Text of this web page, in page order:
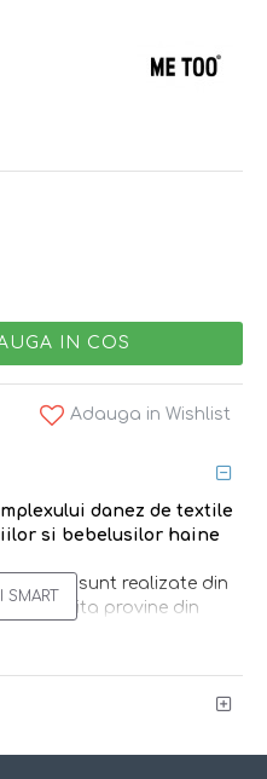
IN COS
Adauga in Wishlist
danez de textile
si bebelusilor haine
sunt realizate din
folosita provine din
pentru orice sezon
regleaza fluctuatiile de
natural antibacteriana si